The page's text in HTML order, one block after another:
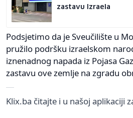
zastavu Izraela
Podsjetimo da je Sveučilište u
pružilo podršku izraelskom
iznenadnog napada iz Pojasa
zastavu ove zemlje na zgradu
Klix.ba čitajte i u našoj aplikaciji